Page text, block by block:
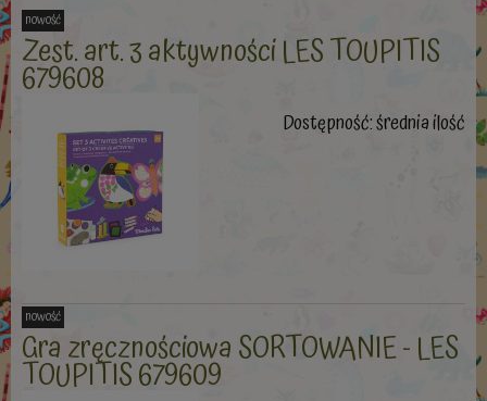
Zest. art. 3 aktywności LES TOUPITIS
679608
Dostępność:średnia ilość
nowość
Gra zręcznościowa SORTOWANIE - LES
TOUPITIS 679609
nowość